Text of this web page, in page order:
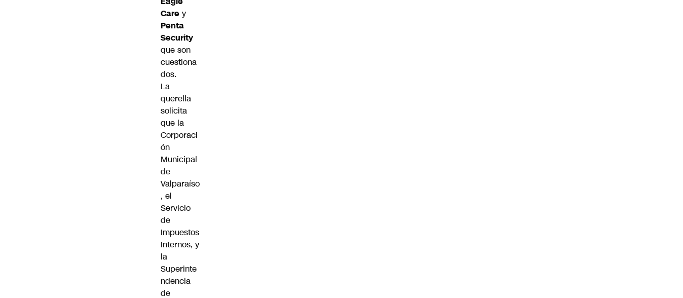
Care y
Penta
Security
que son
cuestiona
dos.
La
querella
solicita
que la
Corporaci
ón
Municipal
de
Valparaíso
, el
Servicio
de
Impuestos
Internos, y
la
Superinte
ndencia
de